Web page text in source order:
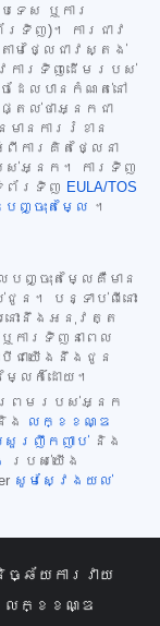
ទេស ឬការ
ញ)។ ការជាវ
តាមថ្លៃជាវស្តង់
ាវការទិញដើមរបស់
ែលបានកំណត់នៅ
តល់ថាអ្នកជា
ានការរំខាន
ារគិតថ្លៃនា
ស់អ្នក។ ការទិញ
ទំព័រទិញ EULA/TOS
ញ្ចុះតម្លៃ ។
បញ្ចុះតម្លៃគឺមាន
ន។ បន្ទាប់ពីនោះ
នោះនឹងអនុវត្ត
ារទិញនាពេល
បីជាយើងនឹងជូន
ៃក៏ដោយ។
ល់ព្រមរបស់អ្នក
ង
លក្ខខណ្ឌ
សួរញឹកញាប់ និង
របស់យើង
សូមស្វែងយល់
ឆ័យការវាយ
លក្ខខណ្ឌ